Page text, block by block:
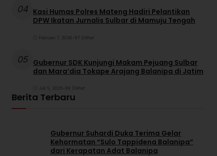
04 Kasi Humas Polres Mateng Hadiri Pelantikan
DPW Ikatan Jurnalis Sulbar di Mamuju Tengah
Februari 7, 2026 97 Dilihat
05 Gubernur SDK Kunjungi Makam Pejuang Sulbar
dan Mara’dia Tokape Arajang Balanipa di Jatim
Juli 5, 2025 96 Dilihat
Berita Terbaru
Gubernur Suhardi Duka Terima Gelar
Kehormatan “Sulo Tappidena Balanipa”
dari Kerapatan Adat Balanipa